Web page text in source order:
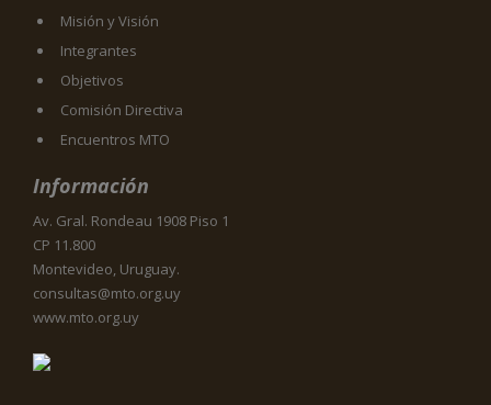
Misión y Visión
Integrantes
Objetivos
Comisión Directiva
Encuentros MTO
Información
Av. Gral. Rondeau 1908 Piso 1
CP 11.800
Montevideo, Uruguay.
consultas@mto.org.uy
www.mto.org.uy